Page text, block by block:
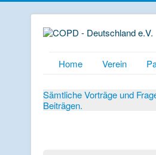
Home Verein
Sämtliche Vorträge und
Beiträgen.